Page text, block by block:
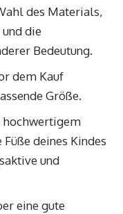
des Materials,
die
Bedeutung.
dem Kauf
Größe.
hochwertigem
deines Kindes
und
eine gute